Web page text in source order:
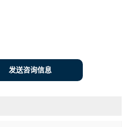
发送咨询信息